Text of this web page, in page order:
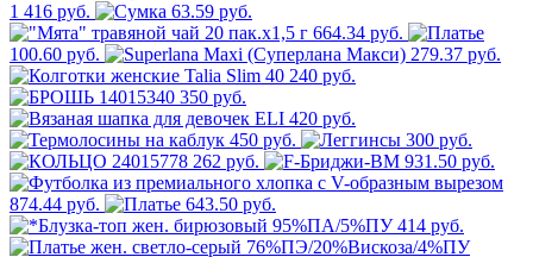
1 416 руб.
63.59 руб.
664.34 руб.
100.60 руб.
279.37 руб.
240 руб.
350 руб.
420 руб.
450 руб.
300 руб.
262 руб.
931.50 руб.
874.44 руб.
643.50 руб.
414 руб.